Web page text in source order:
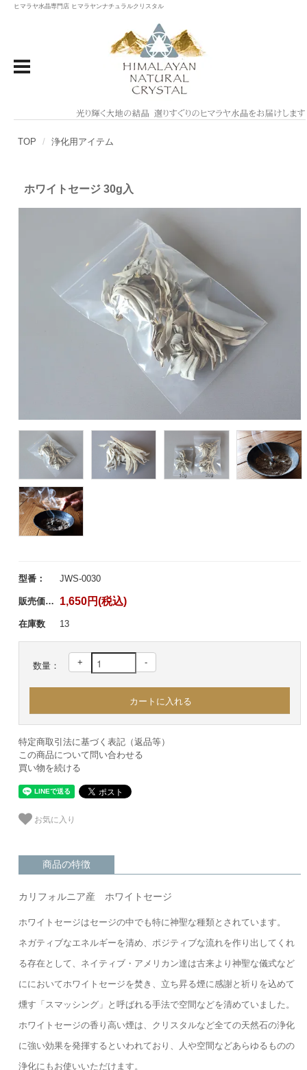
ヒマラヤ水晶専門店 ヒマラヤンナチュラルクリスタル
TOP 浄化用アイテム
ホワイトセージ 30g入
型番： JWS-0030
販売価格： 1,650円(税込)
在庫数 13
数量： + -
特定商取引法に基づく表記（返品等）
この商品について問い合わせる
買い物を続ける
お気に入り
商品の特徴
カリフォルニア産 ホワイトセージ
ホワイトセージはセージの中でも特に神聖な種類とされています。
ネガティブなエネルギーを清め、ポジティブな流れを作り出してくれ
る存在として、ネイティブ・アメリカン達は古来より神聖な儀式など
ににおいてホワイトセージを焚き、立ち昇る煙に感謝と祈りを込めて
燻す「スマッシング」と呼ばれる手法で空間などを清めていました。
ホワイトセージの香り高い煙は、クリスタルなど全ての天然石の浄化
に強い効果を発揮するといわれており、人や空間などあらゆるものの
浄化にもお使いいただけます。